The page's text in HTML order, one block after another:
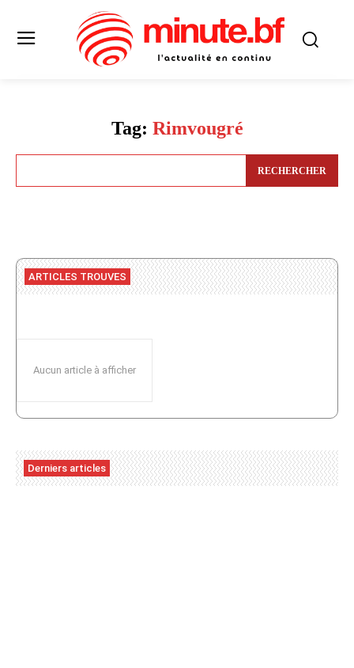
Tag: Rimvougré
RECHERCHER
ARTICLES TROUVES
Aucun article à afficher
Derniers articles